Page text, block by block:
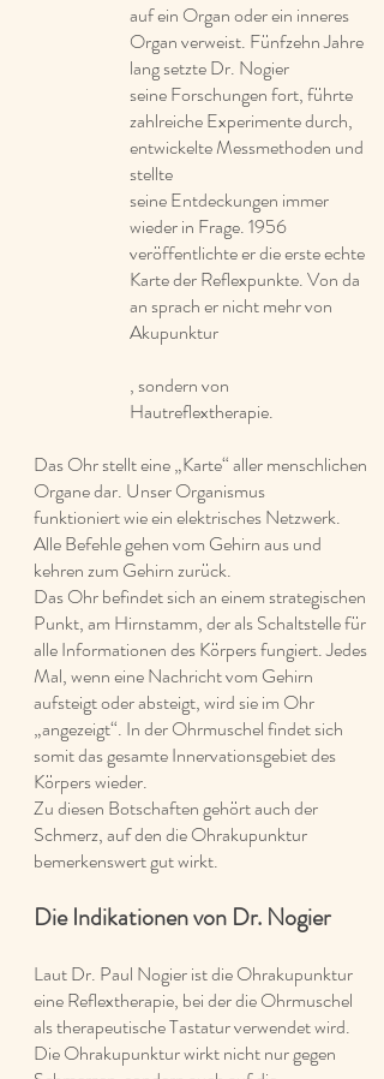
auf ein Organ oder ein inneres
Organ verweist. Fünfzehn Jahre
lang setzte Dr. Nogier
seine Forschungen fort, führte
zahlreiche Experimente durch,
entwickelte Messmethoden und
stellte
seine Entdeckungen immer
wieder in Frage. 1956
veröffentlichte er die erste echte
Karte der Reflexpunkte. Von da
an sprach er nicht mehr von
Akupunktur
, sondern von
Hautreflextherapie.
Das Ohr stellt eine „Karte“ aller menschlichen
Organe dar. Unser Organismus
funktioniert wie ein elektrisches Netzwerk.
Alle Befehle gehen vom Gehirn aus und
kehren zum Gehirn zurück.
Das Ohr befindet sich an einem strategischen
Punkt, am Hirnstamm, der als Schaltstelle für
alle Informationen des Körpers fungiert. Jedes
Mal, wenn eine Nachricht vom Gehirn
aufsteigt oder absteigt, wird sie im Ohr
„angezeigt“. In der Ohrmuschel findet sich
somit das gesamte Innervationsgebiet des
Körpers wieder.
Zu diesen Botschaften gehört auch der
Schmerz, auf den die Ohrakupunktur
bemerkenswert gut wirkt.
Die Indikationen von Dr. Nogier
Laut Dr. Paul Nogier ist die Ohrakupunktur
eine Reflextherapie, bei der die Ohrmuschel
als therapeutische Tastatur verwendet wird.
Die Ohrakupunktur wirkt nicht nur gegen